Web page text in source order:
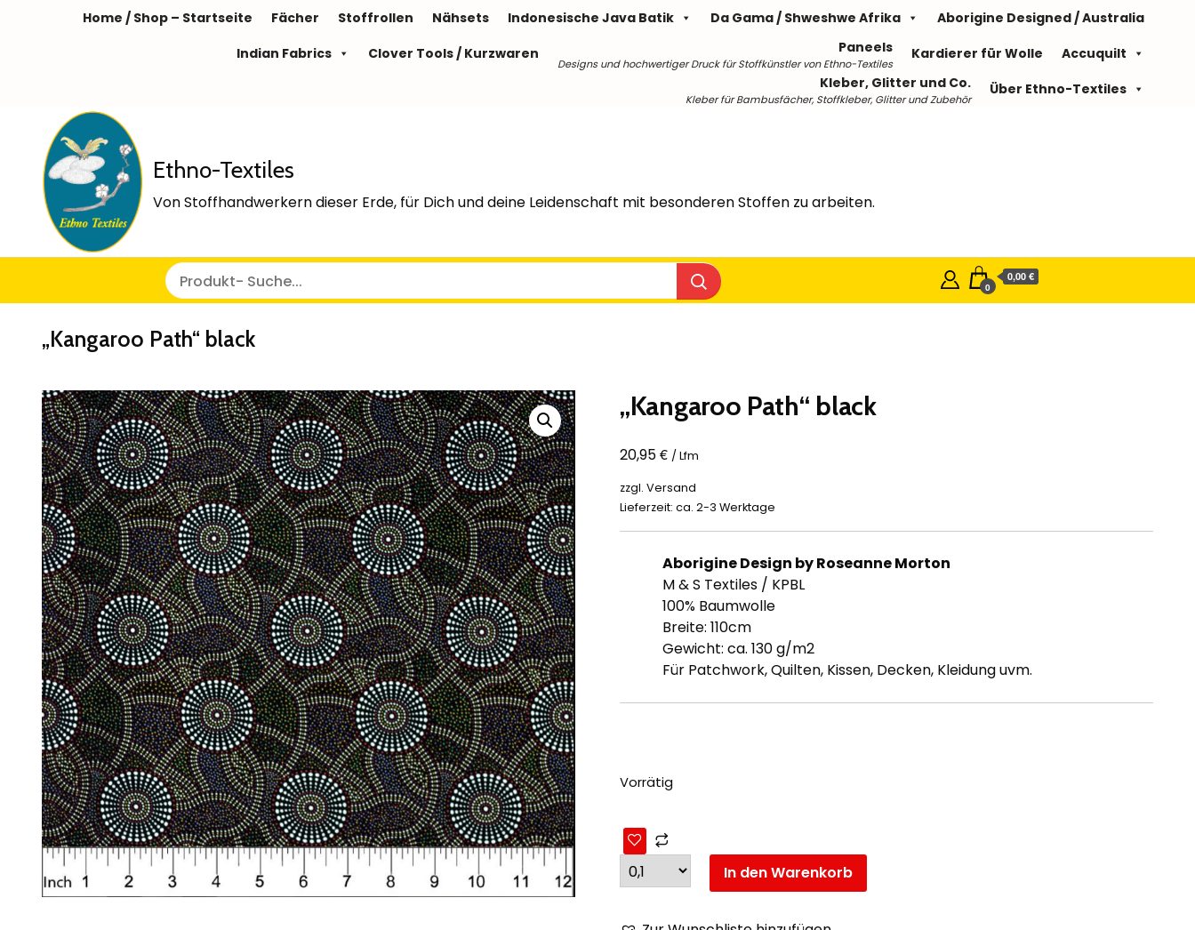
Home / Shop – Startseite Fächer Stoffrollen Nähsets Indonesische Java Batik Da Gama / Shweshwe Afrika
Aborigine Designed / Australia
Indian Fabrics
Clover Tools / Kurzwaren Paneels
Designs und hochwertiger Druck für Stoffkünstler von Ethno-Textiles
Kardierer für Wolle
Accuquilt
Kleber, Glitter und Co.
Kleber für Bambusfächer, Stoffkleber, Glitter und Zubehör
Über Ethno-Textiles
Ethno-Textiles
Von Stoffhandwerkern dieser Erde, für Dich und deine Leidenschaft mit besonderen Stoffen zu arbeiten.
0
0,00 €
„Kangaroo Path“ black
„Kangaroo Path“ black
20,95€ / Lfm
zzgl. Versand
Lieferzeit: ca. 2-3 Werktage
Aborigine Design by Roseanne Morton
M & S Textiles / KPBL
100% Baumwolle
Breite: 110cm
Gewicht: ca. 130 g/m2
Für Patchwork, Quilten, Kissen, Decken, Kleidung uvm.
Vorrätig
In den Warenkorb